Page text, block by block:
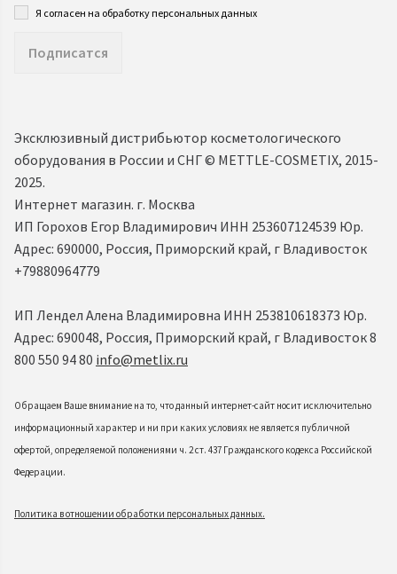
Я согласен на обработку персональных данных
Подписатся
Эксклюзивный дистрибьютор косметологического
оборудования в России и СНГ ©️ METTLE-COSMETIX, 2015-
2025.
Интернет магазин. г. Москва
ИП Горохов Егор Владимирович ИНН 253607124539 Юр.
Адрес: 690000, Россия, Приморский край, г Владивосток
+79880964779
ИП Лендел Алена Владимировна ИНН 253810618373 Юр.
Адрес: 690048, Россия, Приморский край, г Владивосток 8
800 550 94 80 info@metlix.ru
Обращаем Ваше внимание на то, что данный интернет-сайт носит исключительно
информационный характер и ни при каких условиях не является публичной
офертой, определяемой положениями ч. 2 ст. 437 Гражданского кодекса Российской
Федерации.
Политика в отношении обработки персональных данных.